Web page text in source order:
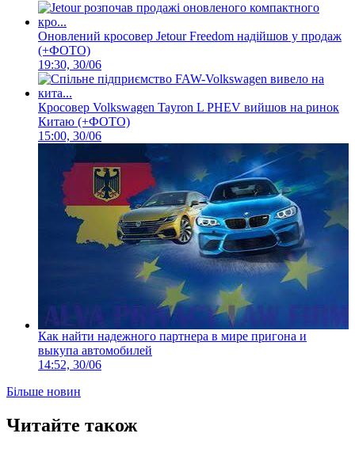
Оновлений кросовер Jetour Freedom надійшов у продаж
(+ФОТО)
19:30, 30/06
Кросовер Volkswagen Tayron L PHEV вийшов на ринок
Китаю (+ФОТО)
15:00, 30/06
Как найти надежного партнера в мире пригона и
выкупа автомобилей
14:52, 30/06
Більше новин
Читайте також